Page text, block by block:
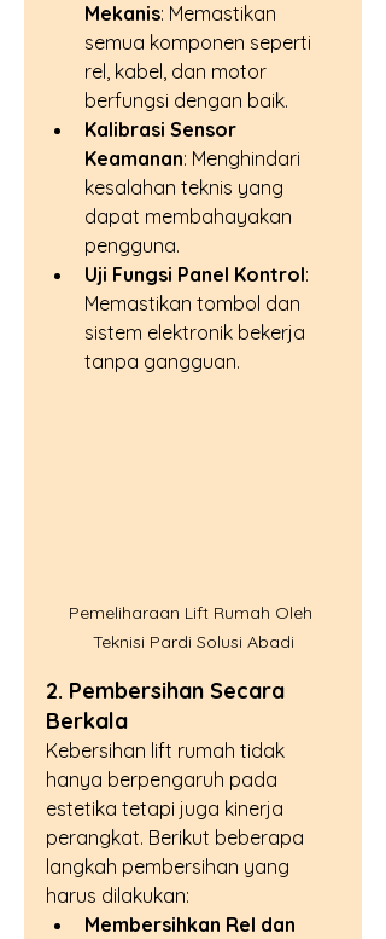
Mekanis: Memastikan
semua komponen seperti
rel, kabel, dan motor
berfungsi dengan baik.
Kalibrasi Sensor
Keamanan: Menghindari
kesalahan teknis yang
dapat membahayakan
pengguna.
Uji Fungsi Panel Kontrol:
Memastikan tombol dan
sistem elektronik bekerja
tanpa gangguan.
Pemeliharaan Lift Rumah Oleh
Teknisi Pardi Solusi Abadi
2. Pembersihan Secara
Berkala
Kebersihan lift rumah tidak
hanya berpengaruh pada
estetika tetapi juga kinerja
perangkat. Berikut beberapa
langkah pembersihan yang
harus dilakukan:
Membersihkan Rel dan